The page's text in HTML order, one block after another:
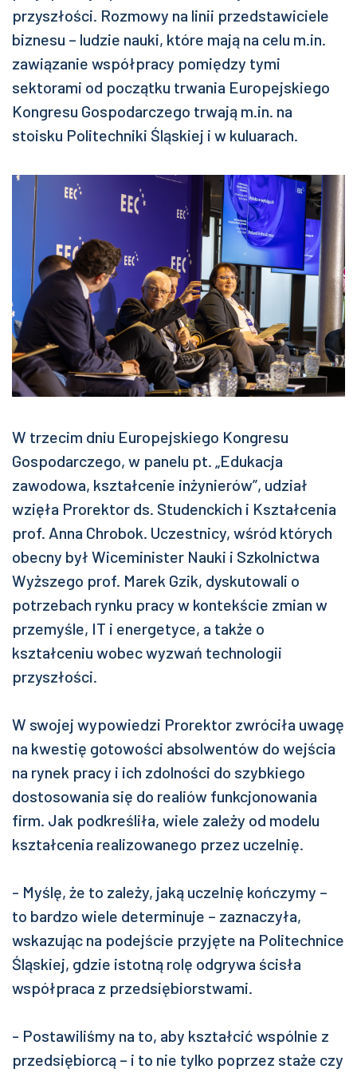
przyszłości. Rozmowy na linii przedstawiciele
biznesu – ludzie nauki, które mają na celu m.in.
zawiązanie współpracy pomiędzy tymi
sektorami od początku trwania Europejskiego
Kongresu Gospodarczego trwają m.in. na
stoisku Politechniki Śląskiej i w kuluarach.
W trzecim dniu Europejskiego Kongresu
Gospodarczego, w panelu pt. „Edukacja
zawodowa, kształcenie inżynierów”, udział
wzięła Prorektor ds. Studenckich i Kształcenia
prof. Anna Chrobok. Uczestnicy, wśród których
obecny był Wiceminister Nauki i Szkolnictwa
Wyższego prof. Marek Gzik, dyskutowali o
potrzebach rynku pracy w kontekście zmian w
przemyśle, IT i energetyce, a także o
kształceniu wobec wyzwań technologii
przyszłości.
W swojej wypowiedzi Prorektor zwróciła uwagę
na kwestię gotowości absolwentów do wejścia
na rynek pracy i ich zdolności do szybkiego
dostosowania się do realiów funkcjonowania
firm. Jak podkreśliła, wiele zależy od modelu
kształcenia realizowanego przez uczelnię.
- Myślę, że to zależy, jaką uczelnię kończymy –
to bardzo wiele determinuje – zaznaczyła,
wskazując na podejście przyjęte na Politechnice
Śląskiej, gdzie istotną rolę odgrywa ścisła
współpraca z przedsiębiorstwami.
- Postawiliśmy na to, aby kształcić wspólnie z
przedsiębiorcą – i to nie tylko poprzez staże czy